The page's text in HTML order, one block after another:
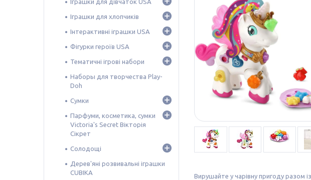
Вирушайте у чарівну пригоду разом
Іграшки для дівчаток USA
Іграшки для хлопчиків
Інтерактивні іграшки USA
Фігурки героїв USA
Тематичні ігрові набори
Наборы для творчества Play-
Doh
Сумки
Парфуми, косметика, сумки
Victoria's Secret Вікторія
Сікрет
Солодощі
Дерев'яні розвивальні іграшки
CUBIKA